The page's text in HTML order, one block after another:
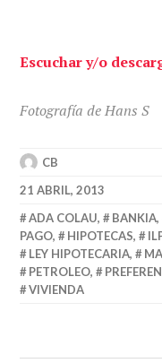
Escuchar y/o
Fotografía de Hans S
CB
21 ABRIL, 2013
ADA COLAU, BANKIA,
PAGO, HIPOTECAS, ILP
LEY HIPOTECARIA,
PETROLEO,
VIVIENDA